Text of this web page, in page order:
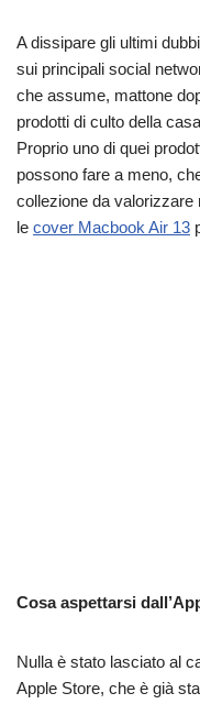
A dissipare gli ultimi
sui principali social
che assume, mattone
prodotti di culto della
Proprio uno di quei
possono fare a meno,
collezione da
le cover Macbook Air 13
Cosa aspettarsi
Nulla è stato lasciato al
Apple Store, che è già